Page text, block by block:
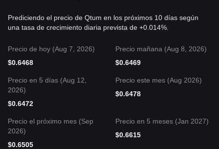
Prediciendo el precio de Qtum en los próximos 10 días según
una tasa de crecimiento diaria prevista de +0.014%.
Precio de hoy (Aug 7, 2026)
$0.6468
Precio mañana (Aug 8, 2026)
$0.6469
Precio en 5 días (Aug 12,
2026)
$0.6472
Precio este mes (Aug 2026)
$0.6478
Precio el próximo mes (Sep
2026)
$0.6505
Precio en 5 meses (Jan 2027)
$0.6615